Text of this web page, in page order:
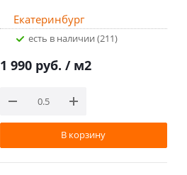
Екатеринбург
Есть в наличии (211)
1 990 руб. / м2
В корзину